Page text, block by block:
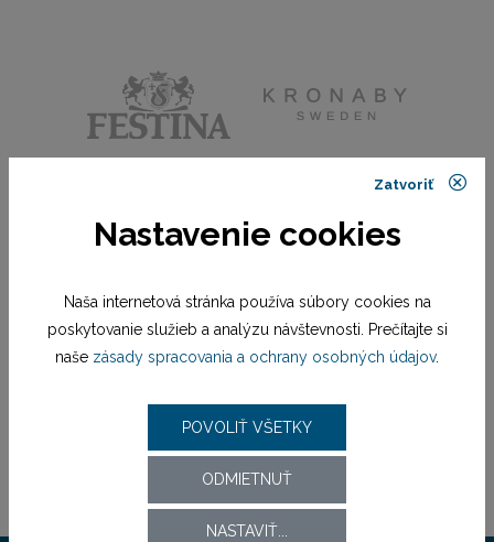
Zatvoriť
Nastavenie cookies
Naša internetová stránka používa súbory cookies na
poskytovanie služieb a analýzu návštevnosti. Prečítajte si
naše zásady spracovania a ochrany osobných údajov.
POVOLIŤ VŠETKY
ODMIETNUŤ
NASTAVIŤ...